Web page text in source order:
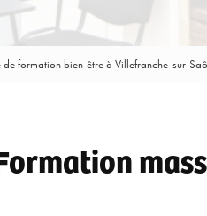
formation bien-être à Villefranche-sur-